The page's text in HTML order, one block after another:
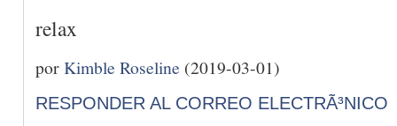
relax
porKimble Roseline (2019-03-01)
RESPONDER AL CORREO ELECTRÃ³NICO